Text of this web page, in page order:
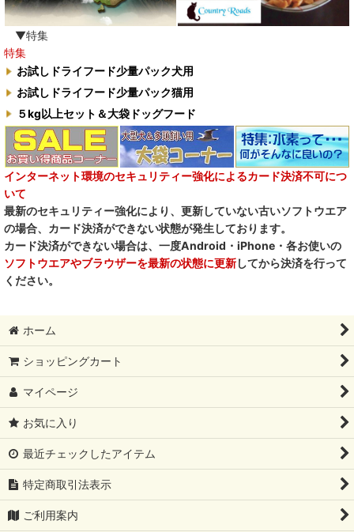
臭わない袋BOS
自然流
M.Y Forest推奨品
フォルツァ10犬キャンペーン
一口笑 Ikkosho
デイリーディライト DAILY DELIGHT
RENA DOG レナドッグ
PetO’CERA ペットセラ
▼特集
特集
お試しドライフード少量パック犬用
お試しドライフード少量パック猫用
５kg以上セット＆大袋ドッグフード
インターネット環境のセキュリティー強化によるカード決済不可につ
いて
最新のセキュリティー強化により、更新していない古いソフトウエア
の場合、カード決済ができない状態が発生しております。
カード決済ができない場合は、一度Android・iPhone・各お使いの
ソフトウエアやブラウザーを最新の状態に更新してから決済を行って
ください。
ホーム
ショッピングカート
マイページ
お気に入り
最近チェックしたアイテム
特定商取引法表示
ご利用案内